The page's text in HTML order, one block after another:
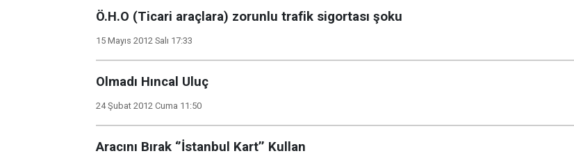
Ö.H.O (Ticari araçlara) zorunlu trafik sigortası şoku
15 Mayıs 2012 Salı 17:33
Olmadı Hıncal Uluç
24 Şubat 2012 Cuma 11:50
Aracını Bırak ‘’İstanbul Kart’’ Kullan